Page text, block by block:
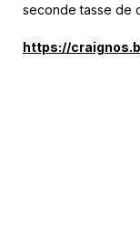
seconde tasse de
https://